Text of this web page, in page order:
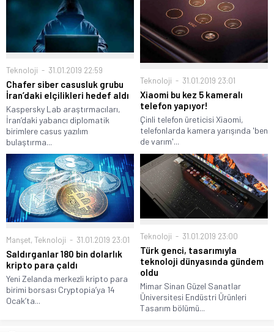
Teknoloji 31.01.2019 22:59
Chafer siber casusluk grubu
İran’daki elçilikleri hedef aldı
Kaspersky Lab araştırmacıları,
İran’daki yabancı diplomatik
birimlere casus yazılım
bulaştırma...
Teknoloji 31.01.2019 23:01
Xiaomi bu kez 5 kameralı
telefon yapıyor!
Çinli telefon üreticisi Xiaomi,
telefonlarda kamera yarışında 'ben
de varım'...
Manşet, Teknoloji 31.01.2019 23:01
Saldırganlar 180 bin dolarlık
kripto para çaldı
Yeni Zelanda merkezli kripto para
birimi borsası Cryptopia’ya 14
Ocak’ta...
Teknoloji 31.01.2019 23:00
Türk genci, tasarımıyla
teknoloji dünyasında gündem
oldu
Mimar Sinan Güzel Sanatlar
Üniversitesi Endüstri Ürünleri
Tasarım bölümü...